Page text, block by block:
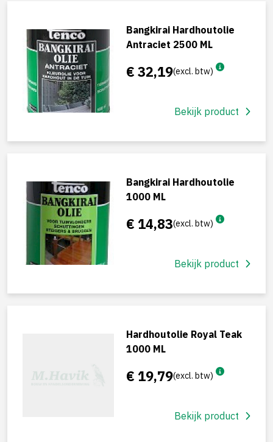
Bangkirai Hardhoutolie
Antraciet 2500 ML
€ 32,19(excl. btw)
Bekijk product
Bangkirai Hardhoutolie
1000 ML
€ 14,83(excl. btw)
Bekijk product
Hardhoutolie Royal Teak
1000 ML
€ 19,79(excl. btw)
Bekijk product